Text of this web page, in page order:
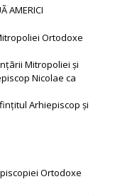
AMERICI
Ortodoxe
Mitropoliei și
Nicolae ca
Arhiepiscop și
Ortodoxe